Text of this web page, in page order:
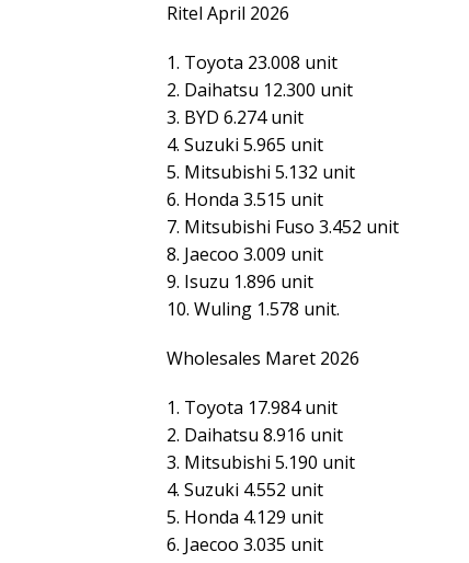
Ritel April 2026
1. Toyota 23.008 unit
2. Daihatsu 12.300 unit
3. BYD 6.274 unit
4. Suzuki 5.965 unit
5. Mitsubishi 5.132 unit
6. Honda 3.515 unit
7. Mitsubishi Fuso 3.452 unit
8. Jaecoo 3.009 unit
9. Isuzu 1.896 unit
10. Wuling 1.578 unit.
Wholesales Maret 2026
1. Toyota 17.984 unit
2. Daihatsu 8.916 unit
3. Mitsubishi 5.190 unit
4. Suzuki 4.552 unit
5. Honda 4.129 unit
6. Jaecoo 3.035 unit